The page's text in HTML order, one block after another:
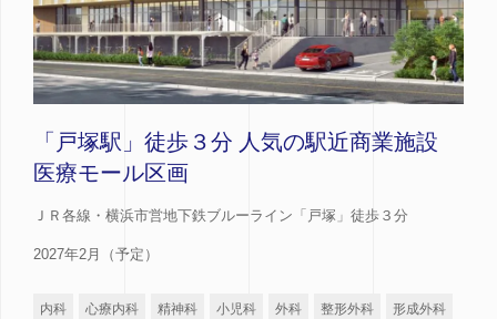
「戸塚駅」徒歩３分 人気の駅近商業施設
医療モール区画
ＪＲ各線・横浜市営地下鉄ブルーライン「戸塚」徒歩３分
2027年2月（予定）
内科 心療内科 精神科 小児科 外科 整形外科 形成外科